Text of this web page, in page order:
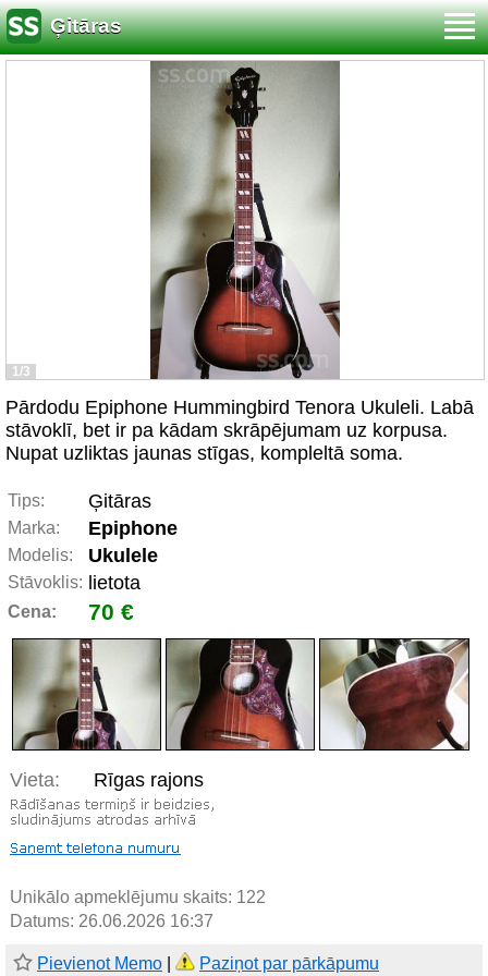
Ģitāras
1/3
Pārdodu Epiphone Hummingbird Tenora Ukuleli. Labā
stāvoklī, bet ir pa kādam skrāpējumam uz korpusa.
Nupat uzliktas jaunas stīgas, kompleltā soma.
Tips: Ģitāras
Marka: Epiphone
Modelis: Ukulele
Stāvoklis: lietota
Cena: 70 €
Vieta: Rīgas rajons
Unikālo apmeklējumu skaits: 122
Datums: 26.06.2026 16:37
Pievienot Memo Paziņot par pārkāpumu